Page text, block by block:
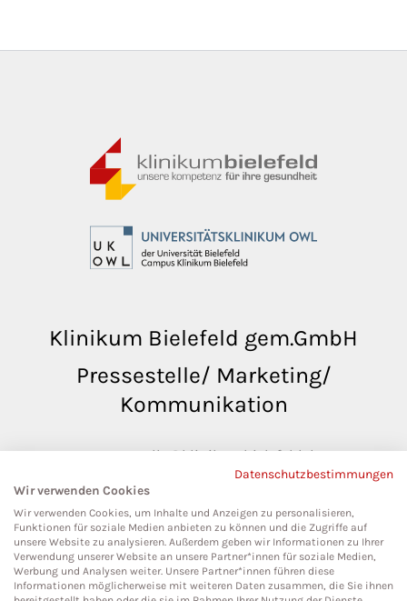
Klinikum Bielefeld gem.GmbH
Pressestelle/ Marketing/
Kommunikation
pressestelle@klinikumbielefeld.de
Teutoburger Str. 50
33604 Bielefeld
Social Media
Datenschutzbestimmungen
Wir verwenden Cookies
Wir verwenden Cookies, um Inhalte und Anzeigen zu personalisieren,
Funktionen für soziale Medien anbieten zu können und die Zugriffe auf
unsere Website zu analysieren. Außerdem geben wir Informationen zu Ihrer
Verwendung unserer Website an unsere Partner*innen für soziale Medien,
Werbung und Analysen weiter. Unsere Partner*innen führen diese
Informationen möglicherweise mit weiteren Daten zusammen, die Sie ihnen